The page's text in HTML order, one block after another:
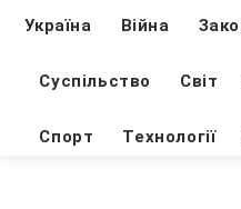
Україна Війна
Суспільство Світ
Спорт Технології